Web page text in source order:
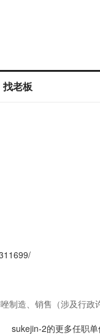
找老板
造、销售（涉及行政
sukejin-2的更多任职